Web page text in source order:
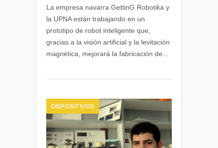
un
para
el
pulido
La empresa navarra GettinG Robotika y
la UPNA están trabajando en un
prototipo de robot inteligente que,
gracias a la visión artificial y la levitación
magnética, mejorará la fabricación de...
DISPOSITIVOS